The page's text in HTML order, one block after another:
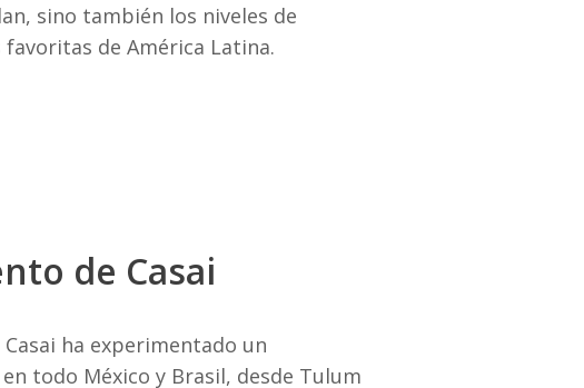
sino también los niveles de
de América Latina.
de Casai
ha experimentado un
todo México y Brasil, desde Tulum